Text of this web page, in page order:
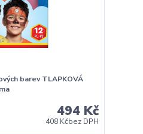
barev TLAPKOVÁ
494 Kč
408 Kčbez DPH